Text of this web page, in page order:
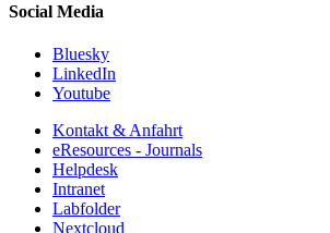
Social Media
Bluesky
LinkedIn
Youtube
Kontakt & Anfahrt
eResources - Journals
Helpdesk
Intranet
Labfolder
Nextcloud